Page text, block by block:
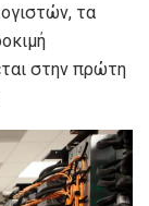
τα
στην πρώτη